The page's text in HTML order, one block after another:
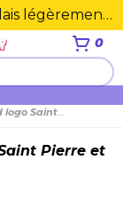
😎 Vacances d'été cette semaine > Délais légèrement rallongés. Merci☀️
0
et Miquelon
Pierre et